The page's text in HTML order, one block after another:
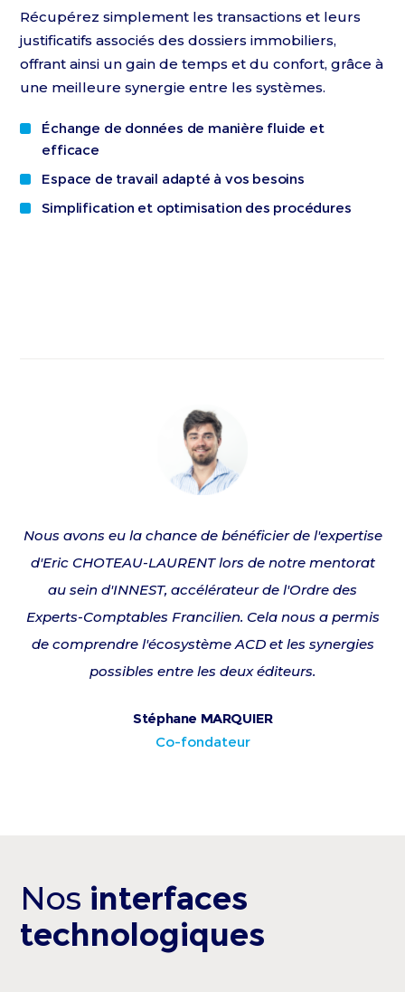
Récupérez simplement les transactions et leurs
justificatifs associés des dossiers immobiliers,
offrant ainsi un gain de temps et du confort, grâce à
une meilleure synergie entre les systèmes.
Échange de données de manière fluide et
efficace
Espace de travail adapté à vos besoins
Simplification et optimisation des procédures
Nous avons eu la chance de bénéficier de l'expertise
d'Eric CHOTEAU-LAURENT lors de notre mentorat
au sein d'INNEST, accélérateur de l'Ordre des
Experts-Comptables Francilien. Cela nous a permis
de comprendre l'écosystème ACD et les synergies
possibles entre les deux éditeurs.
Stéphane MARQUIER
Co-fondateur
Nos interfaces
technologiques